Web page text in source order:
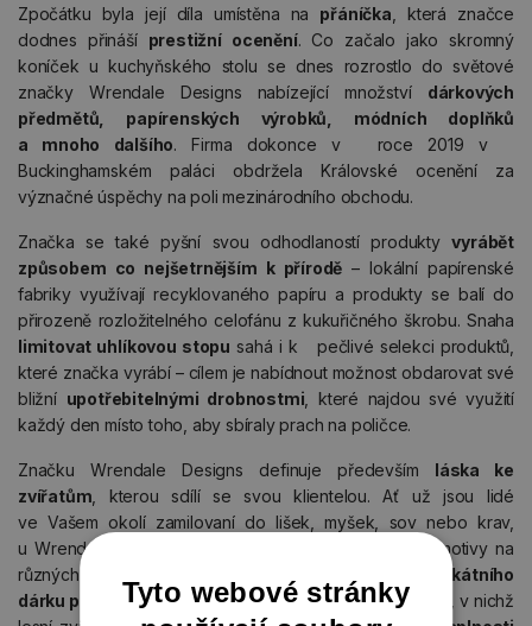
Zpočátku byla její díla umístěna na přáníčka , která značce
dodnes přináší prestižní ocenění. Co začalo jako skromný
koníček u kuchyňského stolu se dnes rozrostlo do světové
značky Wrendale Designs nabízející množství dárkových
předmětů, papírenských výrobků, módních doplňků
a mnoho dalšího. Firma dokonce v roce 2019 v
Buckinghamském paláci obdržela Královské ocenění za
význačné úspěchy na poli mezinárodního obchodu.
Značka se také pyšní svou odhodlaností produktyvyrábět
způsobem co nejšetrnějším k přírodě – lokální papírenské
fabriky využívají recyklovaného papíru a produkty se balí do
přirozeně rozložitelného celofánu z kukuřičného škrobu. Snaha
limitovat uhlíkovou stopu sahá i k pečlivé selekci produktů,
které značka vyrábí – cílem je nabídnout možnost obdarovat své
bližní upotřebitelnými drobnostmi , které najdou své využití
každý den místo toho, aby sbíraly prach na poličce.
Značku Wrendale Designs definuje především láska ke
zvířatům , kterou sdílí se svou klientelou. Ať už jsou lidé
ve Vašem okolí zamilovaní do lišek, myšek, sov nebo krav,
u Wrendale Designs najdete variace na tyto a další motivy na
různých produktech, které lze
zkombinovat do unikátního
dárku pro každou příležitost. Hanniny stylové ilustrace, v nichž
Tyto webové stránky